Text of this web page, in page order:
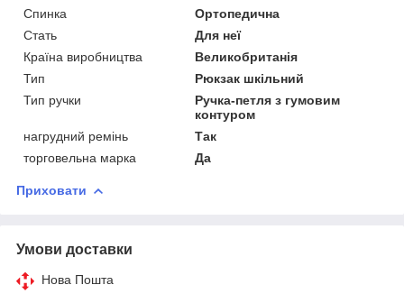
Спинка
Ортопедична
Стать
Для неї
Країна виробництва
Великобританія
Тип
Рюкзак шкільний
Тип ручки
Ручка-петля з гумовим
контуром
нагрудний ремінь
Так
торговельна марка
Да
Приховати
Умови доставки
Нова Пошта